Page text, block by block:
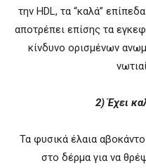
την HDL, τα “καλά”
αποτρέπει επίσης τα
κίνδυνο ορισμένων
2) Έχει
Τα φυσικά έλαια
στο δέρμα για να